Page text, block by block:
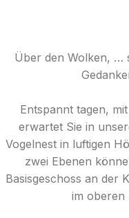
Über den Wolken, …
Entspannt tagen,
erwartet Sie in
Vogelnest in luftigen
zwei Ebenen
Basisgeschoss an der
im oberen